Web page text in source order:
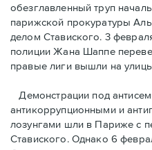
обезглавленный труп
парижской прокуратуры
делом Cтавиского. 3
полиции Жана Шаппе
правые лиги вышли на
Демонстрации под
антикоррупционными и
лозунгами шли в Париже с
Ставиского. Однако 6